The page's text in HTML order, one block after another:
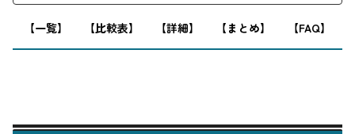
【一覧】 【比較表】 【詳細】 【まとめ】 【FAQ】